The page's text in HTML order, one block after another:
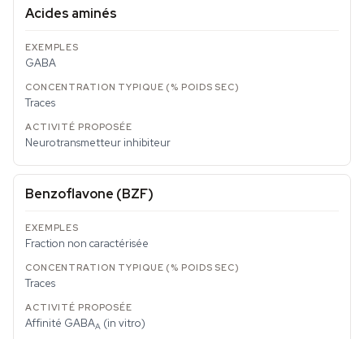
Acides aminés
GABA
Traces
Neurotransmetteur inhibiteur
Benzoflavone (BZF)
Fraction non caractérisée
Traces
Affinité GABAA (in vitro)